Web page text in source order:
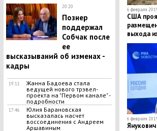
20:20
Познер
поддержал
Собчак после
ее
высказываний об изменах -
кадры
19:11
Жанна Бадоева стала
ведущей нового трэвел-
проекта на "Первом канале" -
подробности
17:46
Юлия Барановская
высказалась насчет
воссоединения с Андреем
Аршавиным
6 февраля
США
выхода
6 февраля